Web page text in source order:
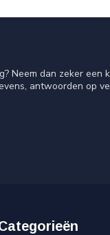
Neem dan zeker een
antwoorden op